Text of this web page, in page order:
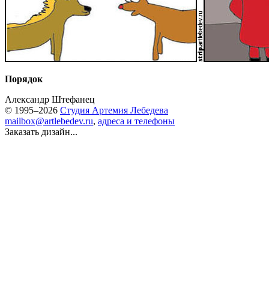
Порядок
Александр Штефанец
© 1995–2026 Студия Артемия Лебедева
mailbox@artlebedev.ru, адреса и телефоны
Заказать дизайн...